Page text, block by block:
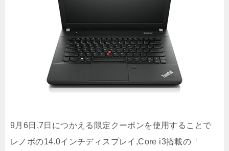
9月6日,7日につかえる限定クーポンを使用することで
レノボの14.0インチディスプレイ,Core i3搭載の「